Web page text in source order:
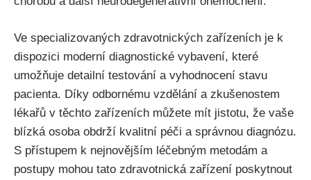
Ve specializovaných zdravotnických zařízeních je k
dispozici moderní diagnostické vybavení, které
umožňuje detailní testování a vyhodnocení stavu
pacienta. Díky odbornému vzdělání a zkušenostem
lékařů v těchto zařízeních můžete mít jistotu, že vaše
blízká osoba obdrží kvalitní péči a správnou diagnózu.
S přístupem k nejnovějším léčebným metodám a
postupy mohou tato zdravotnická zařízení poskytnout